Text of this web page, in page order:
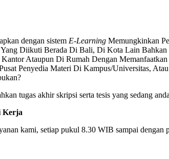
dengan sistem E-Learning Memungkinkan
Yang Diikuti Berada Di Bali, Di Kota Lain
Ataupun Di Rumah Dengan
Penyedia Materi Di Kampus/Universitas,
tugas akhir skripsi serta tesis yang sedang
Kerja
kami, setiap pukul 8.30 WIB sampai dengan